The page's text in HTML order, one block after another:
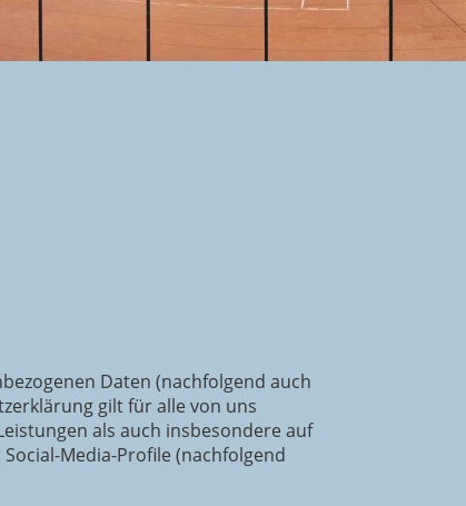
Daten (nachfolgend auch
gilt für alle von uns
als auch insbesondere auf
Media-Profile (nachfolgend